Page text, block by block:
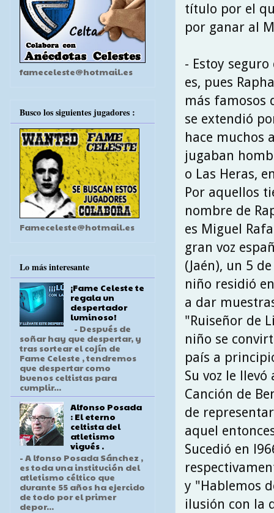
título por el
por ganar al
- Estoy
es, pues
más famosos
se extendió
hace muchos
jugaban
o Las Heras,
Por aquellos
nombre de
es Miguel
gran voz
(Jaén), un 5
niño residió
a dar
"Ruiseñor de
niño se
país a
Su voz le
Canción de
de
aquel
Sucedió en
y "Hablemos
ilusión con la
fameceleste@hotmail.es
Busco los siguientes jugadores :
Fameceleste@hotmail.es
Lo más interesante
¡Fame Celeste te
regala un
despertador
luminoso!
- Después de
soñar hay que despertar, y
tras sortear el cojín de
Fame Celeste , tendremos
que despertar como
buenos celtistas para
cumplir...
Alfonso Posada
: El eterno
celtista del
atletismo
vigués .
- A lfonso Posada Sánchez ,
es toda una institución del
atletismo céltico que
durante 55 años ha ejercido
de todo por el primer
depor...